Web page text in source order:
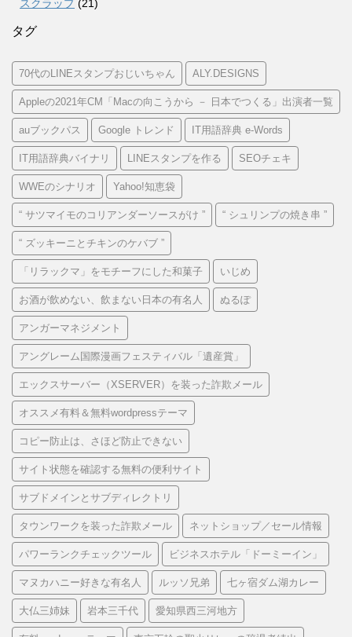
スクラップ(21)
タグ
70代のLINEスタンプおじいちゃん ALY.DESIGNS
Appleの2021年CM「Macの向こうから － 日本でつくる」出演者一覧
auブックパス Google トレンド IT用語辞典 e-Words
IT用語辞典バイナリ LINEスタンプを作る SEOチェキ
WWEのシナリオ Yahoo!知恵袋
“ サツマイモのコリアンダーソースがけ ” “ シュリンプの焼き串 ”
“ ズッキーニとチキンのケバブ ”
「リラックマ」をモチーフにした和菓子 いじめ
お酒が飲めない、飲まない日本の有名人 ぬるぽ
アンガーマネジメント
アングレーム国際漫画フェスティバル「遺産賞」
エックスサーバー（XSERVER）を装った詐欺メール
オススメ有料＆無料wordpressテーマ
コピー防止は、さほど防止できない
サイト状態を確認する無料の便利サイト
サブドメインとサブディレクトリ
タウンワークを装った詐欺メール ネットショップ／セール情報
パワーランクチェックツール ビジネスホテル「ドーミーイン」
マヌカハニー好きな有名人 ルッソ兄弟 七ヶ宿ダム湖カレー
大仏三姉妹 岩本三千代 愛知県西三河地方